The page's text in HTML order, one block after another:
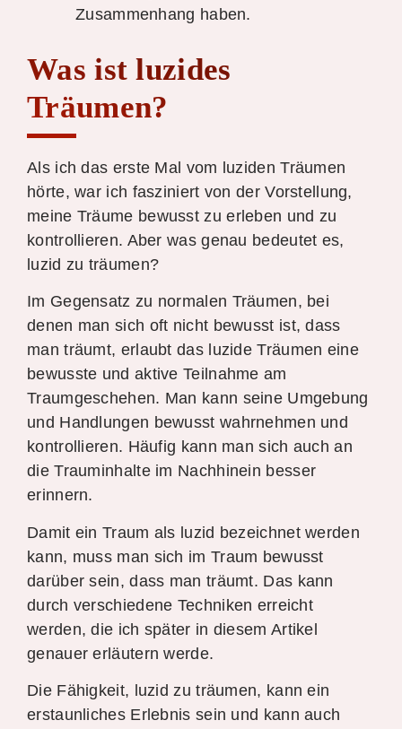
Zusammenhang haben.
Was ist luzides
Träumen?
Als ich das erste Mal vom luziden Träumen
hörte, war ich fasziniert von der Vorstellung,
meine Träume bewusst zu erleben und zu
kontrollieren. Aber was genau bedeutet es,
luzid zu träumen?
Im Gegensatz zu normalen Träumen, bei
denen man sich oft nicht bewusst ist, dass
man träumt, erlaubt das luzide Träumen eine
bewusste und aktive Teilnahme am
Traumgeschehen. Man kann seine Umgebung
und Handlungen bewusst wahrnehmen und
kontrollieren. Häufig kann man sich auch an
die Trauminhalte im Nachhinein besser
erinnern.
Damit ein Traum als luzid bezeichnet werden
kann, muss man sich im Traum bewusst
darüber sein, dass man träumt. Das kann
durch verschiedene Techniken erreicht
werden, die ich später in diesem Artikel
genauer erläutern werde.
Die Fähigkeit, luzid zu träumen, kann ein
erstaunliches Erlebnis sein und kann auch